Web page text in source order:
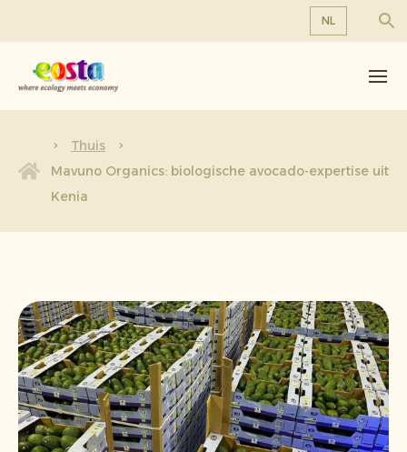
NL
Over ons
Producten
Duurzaamheid
Nieuws & Persberichten
Werken bij Eosta
Thuis
Mavuno Organics: biologische avocado-expertise uit
Kenia